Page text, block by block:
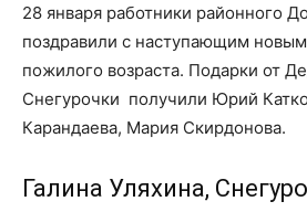
28 января работники районного
поздравили с наступающим
пожилого возраста. Подарки от
Снегурочки получили Юрий
Карандаева, Мария Скирдонова.
Галина Уляхина,